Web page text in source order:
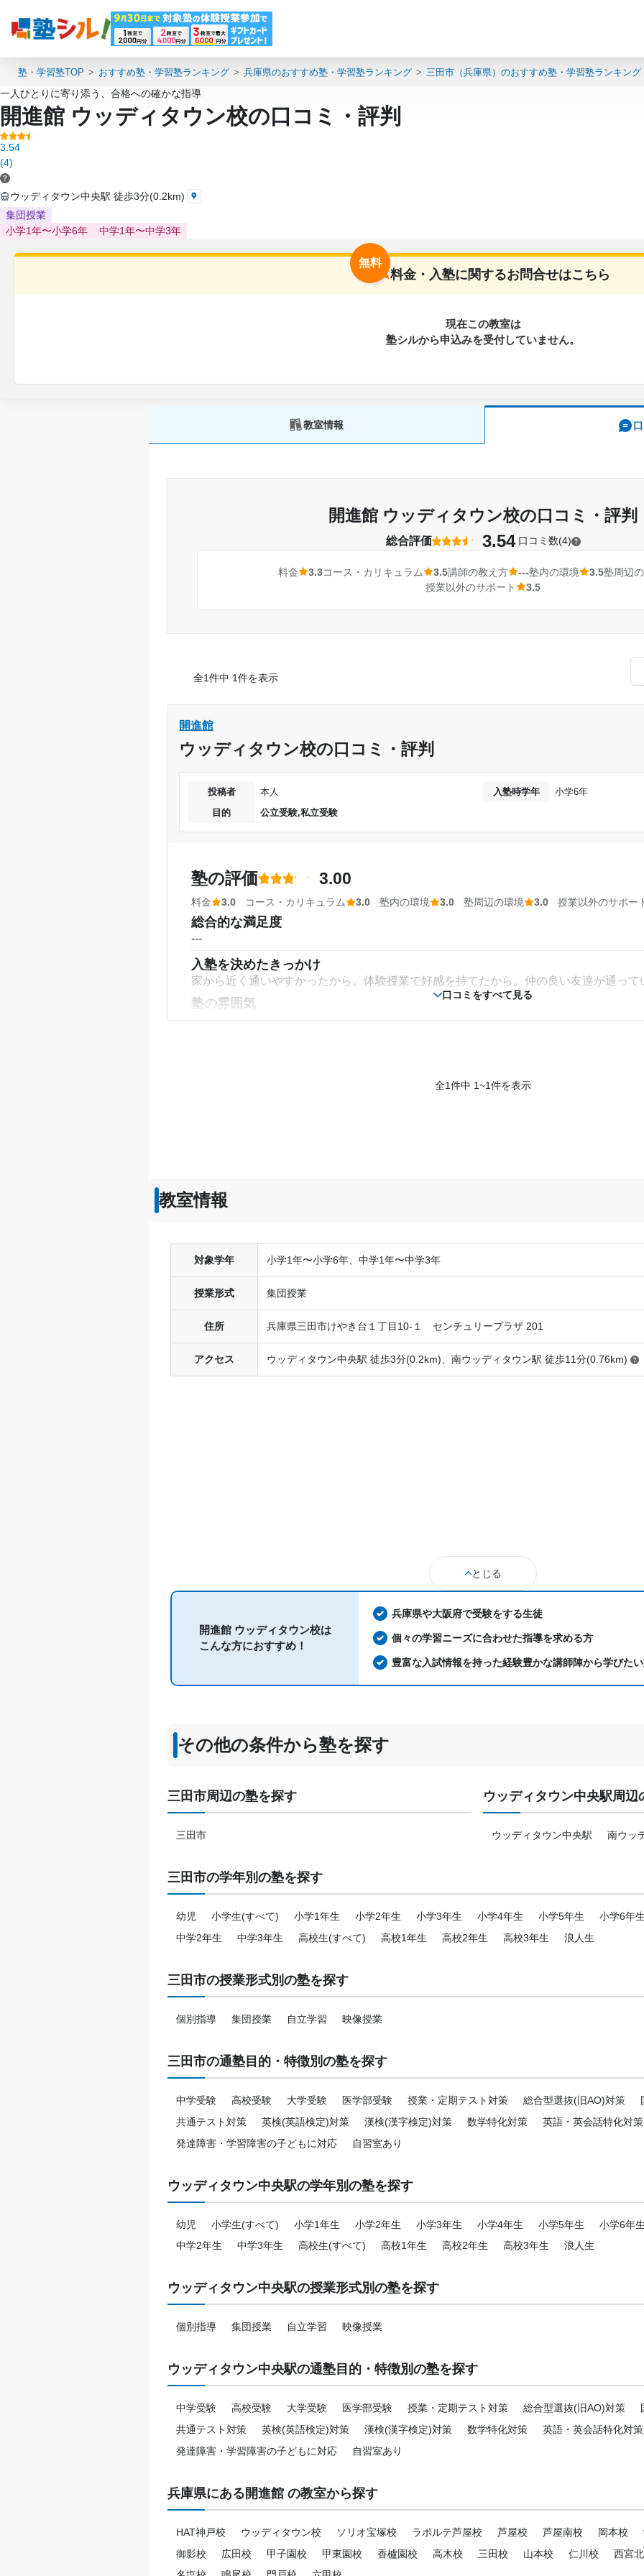
塾・学習塾TOP おすすめ塾・学習塾ランキング 兵庫県のおすすめ塾・学習塾ランキング 三田市（兵庫県）のおすすめ塾・学習塾ランキング
一人ひとりに寄り添う、合格への確かな指導
開進館 ウッディタウン校の口コミ・評判
3.54
(4)
ウッディタウン中央駅 徒歩3分(0.2km)
集団授業
小学1年〜小学6年
中学1年〜中学3年
無料
料金・入塾に関するお問合せはこちら
現在この教室は
塾シルから申込みを受付していません。
教室情報
開進館 ウッディタウン校の口コミ・評判
総合評価 3.54 口コミ数(4)
料金 3.3コース・カリキュラム 3.5講師の教え方 ---塾内の環境 3.5塾周辺
授業以外のサポート
3.5
全1件中 1件を表示
口コミをすべて見る
開進館
ウッディタウン校の口コミ・評判
投稿者 本人 入塾時学年
小学6年
目的
公立受験,私立受験
塾の評価 3.00
料金 3.0 コース・カリキュラム 3.0 塾内の環境 3.0 塾周辺の環境 3.0 授業以外のサポー
総合的な満足度
---
入塾を決めたきっかけ
家から近く通いやすかったから。体験授業で好感を持てたから。仲の良い友達が通って
塾の雰囲気
塾周辺の環境
定期テスト対策や、学校の課題など、サポートが手厚かった。質問も直ぐ答えてくれま
利用詳細
通塾期間
入塾時の学年 小学6年
※料金は口コミされた方が支払った金額の目安です。実際の料金とは異なる可能性がございますので、詳しくは塾にお問い合わ
全1件中 1~1件を表示
教室情報
対象学年 小学1年〜小学6年、中学1年〜中学3年
授業形式 集団授業
住所 兵庫県三田市けやき台１丁目10-１ センチュリープラザ 201
アクセス ウッディタウン中央駅 徒歩3分(0.2km)、南ウッディタウン駅 徒歩11分(0.76km)
とじる
開進館 ウッディタウン校は
こんな方におすすめ！
兵庫県や大阪府で受験をする生徒
個々の学習ニーズに合わせた指導を求める方
豊富な入試情報を持った経験豊かな講師陣から学びた
その他の条件から塾を探す
三田市周辺の塾を探す
三田市
ウッディタウン中央駅周辺
ウッディタウン中央駅 南ウッ
三田市の学年別の塾を探す
幼児 小学生(すべて) 小学1年生 小学2年生 小学3年生 小学4年生 小学5年生 小学6年生
中学2年生
中学3年生 高校生(すべて) 高校1年生 高校2年生 高校3年生 浪人生
三田市の授業形式別の塾を探す
個別指導 集団授業 自立学習 映像授業
三田市の通塾目的・特徴別の塾を探す
中学受験 高校受験 大学受験 医学部受験 授業・定期テスト対策 総合型選抜(旧AO)対策
共通テスト対策
英検(英語検定)対策 漢検(漢字検定)対策 数学特化対策 英語・英会話特化対策
発達障害・学習障害の子どもに対応
自習室あり
ウッディタウン中央駅の学年別の塾を探す
幼児 小学生(すべて) 小学1年生 小学2年生 小学3年生 小学4年生 小学5年生 小学6年生
中学2年生
中学3年生 高校生(すべて) 高校1年生 高校2年生 高校3年生 浪人生
ウッディタウン中央駅の授業形式別の塾を探す
個別指導 集団授業 自立学習 映像授業
ウッディタウン中央駅の通塾目的・特徴別の塾を探す
中学受験 高校受験 大学受験 医学部受験 授業・定期テスト対策 総合型選抜(旧AO)対策
共通テスト対策
英検(英語検定)対策 漢検(漢字検定)対策 数学特化対策 英語・英会話特化対策
発達障害・学習障害の子どもに対応
自習室あり
兵庫県にある開進館 の教室から探す
HAT神戸校 ウッディタウン校 ソリオ宝塚校 ラポルテ芦屋校 芦屋校 芦屋南校 岡本校
御影校
広田校 甲子園校 甲東園校 香櫨園校 高木校 三田校 山本校 仁川校 西宮